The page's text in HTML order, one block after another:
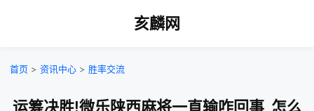
亥麟网
首页 > 资讯中心 > 胜率交流
运筹决胜!微乐陕西麻将一直输咋回事_怎么